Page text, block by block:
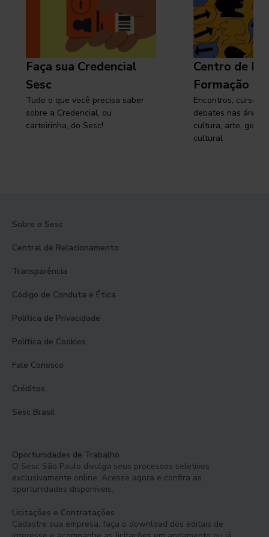
Faça sua Credencial
Sesc
Tudo o que você precisa saber
sobre a Credencial, ou
carteirinha, do Sesc!
Centro de
Formação
Encontros, cursos,
debates nas áreas
cultura, arte,
cultural
Sobre o Sesc
Central de Relacionamento
Transparência
Código de Conduta e Ética
Política de Privacidade
Política de Cookies
Fale Conosco
Créditos
Sesc Brasil
Oportunidades de Trabalho
O Sesc São Paulo divulga seus processos seletivos
exclusivamente online. Acesse agora e confira as
oportunidades disponíveis.
Licitações e Contratações
Cadastre sua empresa, faça o download dos editais de